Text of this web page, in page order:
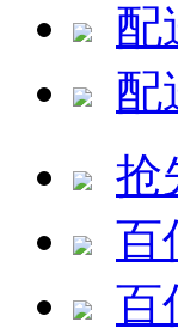
配
配
抢
百
百